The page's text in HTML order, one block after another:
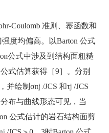
Coulomb 准则、幂函数和
度均偏高。以Barton 公式
公式中涉及到结构面粗糙
式估算获得［9］。分别
并绘制σnj /JCS 和τj /JCS
布与曲线形态可见，当
公式估计的岩石结构面剪